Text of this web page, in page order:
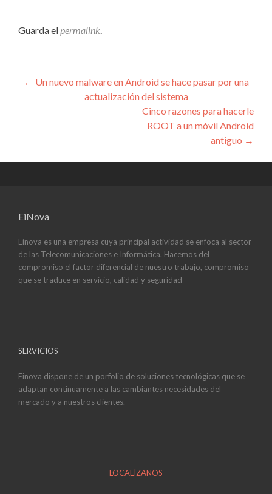
Guarda elpermalink.
Navegación
← Un nuevo malware en Android se hace pasar por una
actualización del sistema
Cinco razones para hacerle
ROOT a un móvil Android
antiguo →
EiNova
Einova es una empresa cuya principal actividad se enfoca al sector
de las Telecomunicaciones e Informática. Hacemos del
compromiso el factor diferencial de nuestro trabajo, compromiso
que se traduce en servicio, calidad y seguridad
SERVICIOS
Einova dispone de un porfolio de soluciones tecnológicas que se
adaptan continuamente a las cambiantes necesidades del
mercado y a nuestros clientes.
LOCALÍZANOS